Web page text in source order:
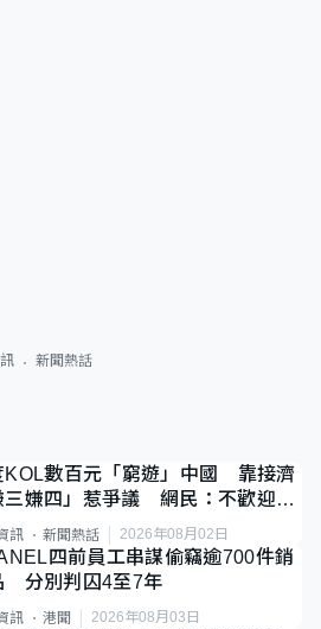
新聞熱話
KOL數百元「窮遊」中國 靠接濟
三嫌四」惹爭議 網民：不歡迎劣
客
訊 新聞熱話 2026年08月02日
四前員工串謀偷竊逾700件銷
分別判囚4至7年
訊 港聞 2026年08月03日